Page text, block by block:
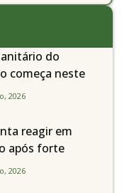
do
começa neste
dia 1º de agosto,
2026
reagir em
após forte
portos
2026